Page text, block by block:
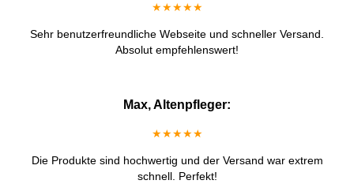
★★★★★
Sehr benutzerfreundliche Webseite und schneller Versand.
Absolut empfehlenswert!
Max, Altenpfleger:
★★★★★
Die Produkte sind hochwertig und der Versand war extrem
schnell. Perfekt!